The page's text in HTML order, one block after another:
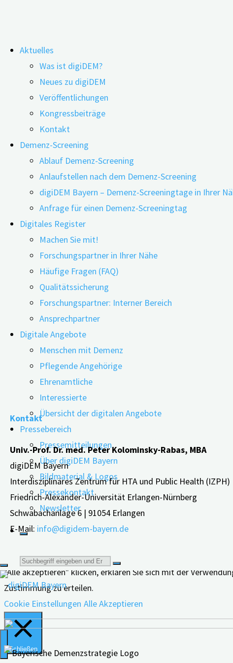
Inhalt
springen
Aktuelles
Was ist digiDEM?
Neues zu digiDEM
Veröffentlichungen
Kongressbeiträge
Kontakt
Demenz-Screening
Ablauf Demenz-Screening
Anlaufstellen nach dem Demenz-Screening
digiDEM Bayern – Demenz-Screeningtage in Ihrer
Anfrage für einen Demenz-Screeningtag
Digitales Register
Machen Sie mit!
Forschungspartner in Ihrer Nähe
Häufige Fragen (FAQ)
Qualitätssicherung
Forschungspartner: Interner Bereich
Ansprechpartner
Digitale Angebote
Menschen mit Demenz
Pflegende Angehörige
Ehrenamtliche
Interessierte
Übersicht der digitalen Angebote
Pressebereich
Pressemitteilungen
Über digiDEM Bayern
Bildmaterial & Logos
Pressekontakt
Newsletter
Suche
nach:
Schlagwort:Frankenfernsehen
digiDEM Bayern begrüßt Frankenfernsehen
02.10.202302.10.2023
Der Online-Fragebogen „digiDEM Bayern DEMAND®“
Katharina Mitrov besuchte sie digiDEM Bayern, um mit
Menschen mit Demenz und ihren pflegenden An- und
weiterlesen"digiDEM
Bayern
begrüßt
Frankenfernsehen"
Kontakt
Univ.-Prof. Dr. med. Peter Kolominsky-Rabas, MBA
digiDEM Bayern
Interdisziplinäres Zentrum für HTA und Public Health (IZPH)
Friedrich-Alexander-Universität Erlangen-Nürnberg
Schwabachanlage 6 | 91054 Erlangen
E-Mail: info@digidem-bayern.de
Wir verwenden Cookies auf unserer Website, um Ihnen die
"Alle akzeptieren" klicken, erklären Sie sich mit der
Zustimmung zu erteilen.
Cookie Einstellungen Alle Akzeptieren
Schließen